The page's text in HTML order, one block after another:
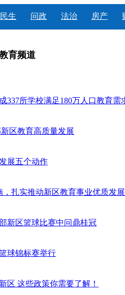
民生 问政 法治 房产
育频道
337所学校满足180万人口教育需
区教育高质量发展
展五个动作
，扎实推动新区教育事业优质发
新区篮球比赛中问鼎桂冠
球锦标赛举行
区 这些政策你需要了解！